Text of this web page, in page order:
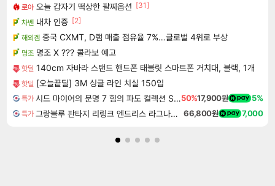
로아 오늘 갑자기 떡상한 팔찌옵션 [31]
차벤 내차 인증 [2]
해외겜 중국 CXMT, D램 매출 점유율 7%…글로벌 4위로 부상
명조 명조 X ??? 콜라보 예고
핫딜 140cm 자바라 스탠드 핸드폰 태블릿 스마트폰 거치대, 블랙, 1개
핫딜 [오늘끝딜] 3M 싱글 라인 치실 150입
특가 시드 마이어의 문명 7 힘의 파도 컬렉션 Sid Meier's Civilization VII Tides of Power Collection DLC50%17,900원 5%
특가 그랑블루 판타지 리링크 엔드리스 라그나로크 Granblue Fantasy Relink Endless Ragnarok 66,800원 7,000